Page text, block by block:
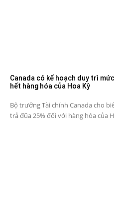
Canada có kế hoạch duy trì
hết hàng hóa của Hoa Kỳ
Bộ trưởng Tài chính Canada cho
trả đũa 25% đối với hàng hóa của